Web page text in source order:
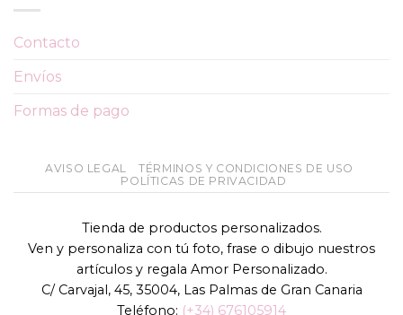
Contacto
Envíos
Formas de pago
AVISO LEGAL
TÉRMINOS Y CONDICIONES DE USO
POLÍTICAS DE PRIVACIDAD
Tienda de productos personalizados.
Ven y personaliza con tú foto, frase o dibujo nuestros
artículos y regala Amor Personalizado.
C/ Carvajal, 45, 35004, Las Palmas de Gran Canaria
Teléfono: (+34) 676105914